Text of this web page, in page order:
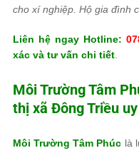
cho xí nghiệp. Hộ gia đình
Liên hệ ngay Hotline:
xác và tư vấn chi tiết
Môi Trường Tâm
thị xã Đông Triều
Môi Trường Tâm Phúc là